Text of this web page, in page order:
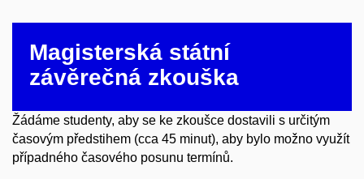
Magisterská státní
závěrečná zkouška
Žádáme studenty, aby se ke zkoušce dostavili s určitým
časovým předstihem (cca 45 minut), aby bylo možno využít
případného časového posunu termínů.